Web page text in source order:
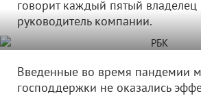
говорит каждый пятый владелец
руководитель компании.
Введенные во время пандемии
господдержки не оказались